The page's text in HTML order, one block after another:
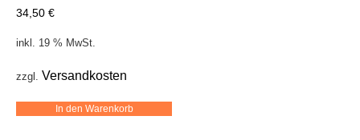
34,50 €
inkl. 19 % MwSt.
zzgl. Versandkosten
In den Warenkorb